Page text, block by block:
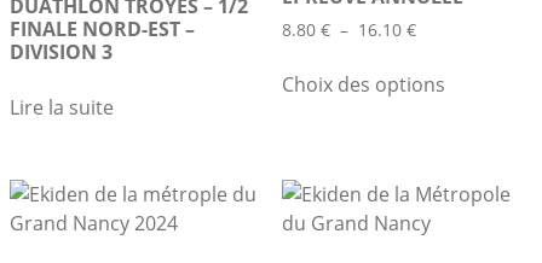
DUATHLON TROYES – 1/2
FINALE NORD-EST –
DIVISION 3
Lire la suite
8.80 € – 16.10 €Plage
prix :
Choix des optionsproduit
variations.
Les